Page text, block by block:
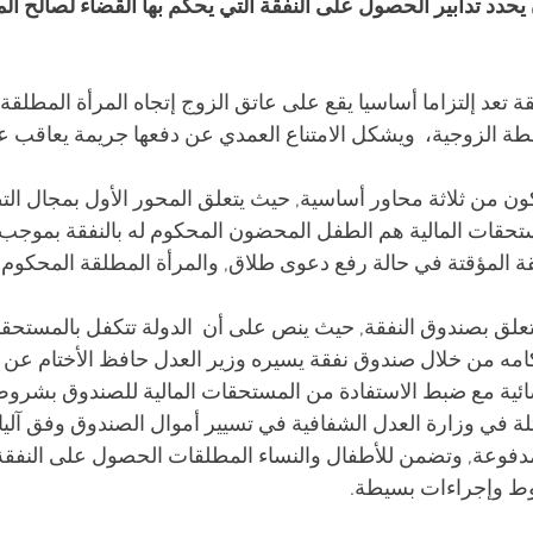
تدابير الحصول على النفقة التي يحكم بها القضاء لصالح
تعد إلتزاما أساسيا يقع على عاتق الزوج إتجاه المرأة
الزوجية،  ويشكل الامتناع العمدي عن دفعها جريمة يعاقب
من ثلاثة محاور أساسية, حيث يتعلق المحور الأول بمجال
المالية هم الطفل المحضون المحكوم له بالنفقة
المؤقتة في حالة رفع دعوى طلاق, والمرأة المطلقة المحكوم
يتعلق بصندوق النفقة, حيث ينص على أن  الدولة تتكفل
من خلال صندوق نفقة يسيره وزير العدل حافظ الأختام عن
مع ضبط الاستفادة من المستحقات المالية للصندوق
في وزارة العدل الشفافية في تسيير أموال الصندوق وفق
وتضمن للأطفال والنساء المطلقات الحصول على
وإجراءات بسيطة.